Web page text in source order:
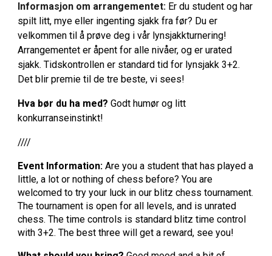
Informasjon om arrangementet: Er du student og har
spilt litt, mye eller ingenting sjakk fra før? Du er
velkommen til å prøve deg i vår lynsjakkturnering!
Arrangementet er åpent for alle nivåer, og er urated
sjakk. Tidskontrollen er standard tid for lynsjakk 3+2.
Det blir premie til de tre beste, vi sees!
Hva bør du ha med?Godt humør og litt
konkurranseinstinkt!
////
Event Information:Are you a student that has played a
little, a lot or nothing of chess before? You are
welcomed to try your luck in our blitz chess tournament.
The tournament is open for all levels, and is unrated
chess. The time controls is standard blitz time control
with 3+2. The best three will get a reward, see you!